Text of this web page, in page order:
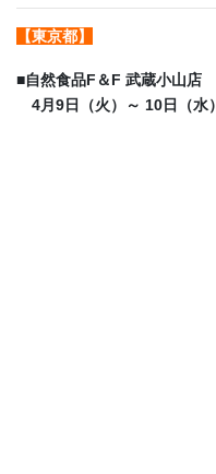
【東京都】
■自然食品F＆F 武蔵小山店
4月9日（火）～ 10日（水）